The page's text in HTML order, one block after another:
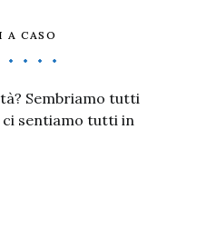
CASO
Sembriamo tutti
ci sentiamo tutti in